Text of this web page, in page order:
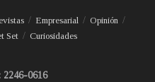
Empresarial
Opinión
Set Curiosidades
2246-0616